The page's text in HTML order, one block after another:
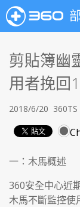
剪貼簿幽
用者挽回
2018/6/20 360TS
一：木馬概述
360安全中心近
木馬不斷監控使